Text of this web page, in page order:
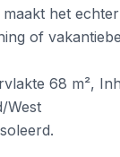
maakt het
of
68 m²,
West